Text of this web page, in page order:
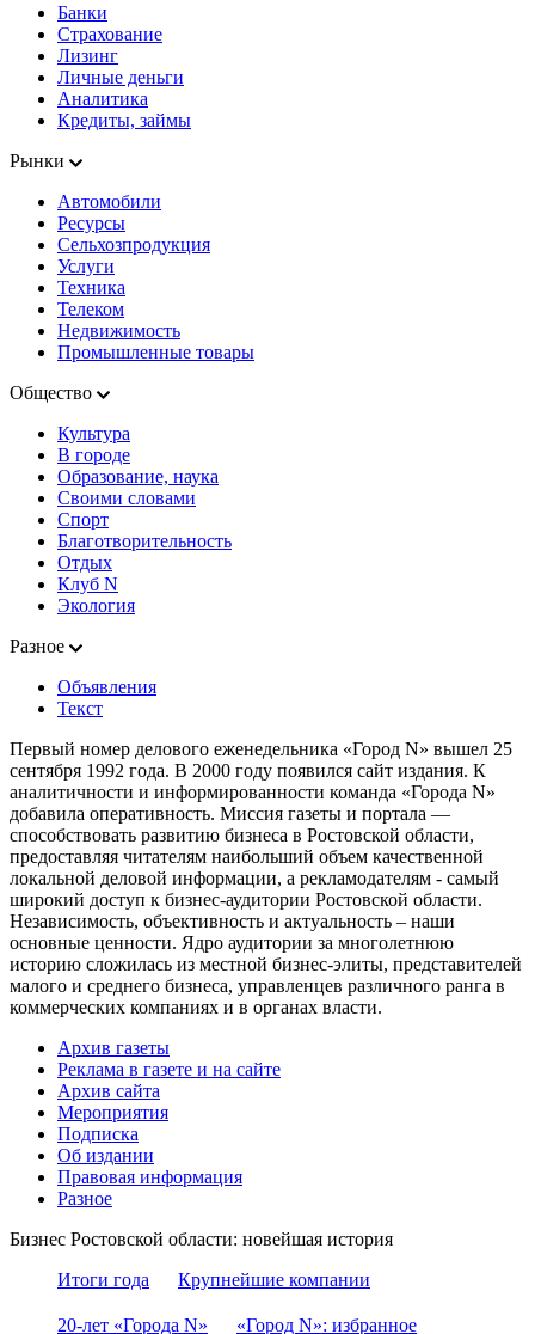
Банки
Страхование
Лизинг
Личные деньги
Аналитика
Кредиты, займы
Рынки
Автомобили
Ресурсы
Сельхозпродукция
Услуги
Техника
Телеком
Недвижимость
Промышленные товары
Общество
Культура
В городе
Образование, наука
Своими словами
Спорт
Благотворительность
Отдых
Клуб N
Экология
Разное
Объявления
Текст
Первый номер делового еженедельника «Город N» вышел 25
сентября 1992 года. В 2000 году появился сайт издания. К
аналитичности и информированности команда «Города N»
добавила оперативность. Миссия газеты и портала —
способствовать развитию бизнеса в Ростовской области,
предоставляя читателям наибольший объем качественной
локальной деловой информации, а рекламодателям - самый
широкий доступ к бизнес-аудитории Ростовской области.
Независимость, объективность и актуальность – наши
основные ценности. Ядро аудитории за многолетнюю
историю сложилась из местной бизнес-элиты, представителей
малого и среднего бизнеса, управленцев различного ранга в
коммерческих компаниях и в органах власти.
Архив газеты
Реклама в газете и на сайте
Архив сайта
Мероприятия
Подписка
Об издании
Правовая информация
Разное
Бизнес Ростовской области: новейшая история
Итоги года
Крупнейшие компании
20-лет «Города N» «Город N»: избранное